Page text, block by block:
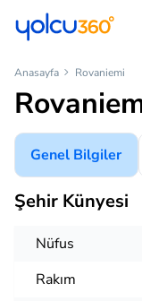
Anasayfa Rovaniemi
Genel Bilgiler
Şehir Künyesi
Nüfus
Rakım